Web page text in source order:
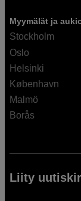
Myymälät ja
Stockholm
Oslo
Helsinki
København
Malmö
Borås
Liity